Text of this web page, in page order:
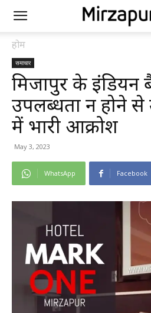
होम
समाचार
मिर्जापुर के
उपलब्धता न होने
में भारी आक्रोश
May 3, 2023
WhatsApp Facebook